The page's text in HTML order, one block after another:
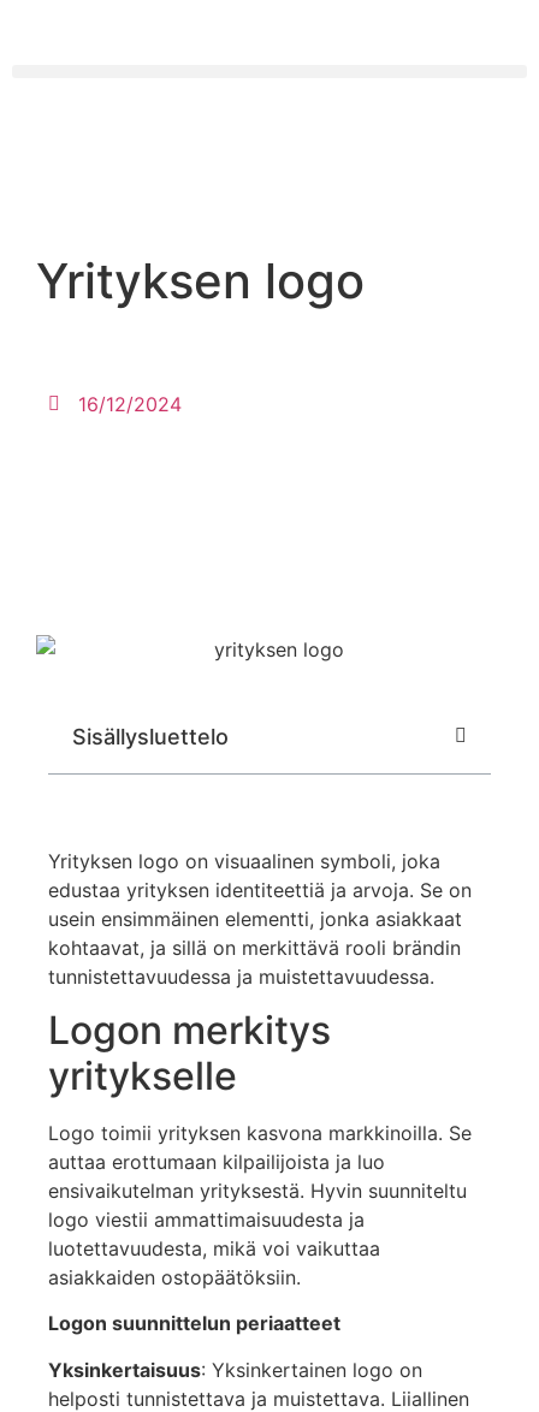
Yrityksen logo
16/12/2024
Sisällysluettelo
Yrityksen logo on visuaalinen symboli, joka
edustaa yrityksen identiteettiä ja arvoja. Se on
usein ensimmäinen elementti, jonka asiakkaat
kohtaavat, ja sillä on merkittävä rooli brändin
tunnistettavuudessa ja muistettavuudessa.
Logon merkitys
yritykselle
Logo toimii yrityksen kasvona markkinoilla. Se
auttaa erottumaan kilpailijoista ja luo
ensivaikutelman yrityksestä. Hyvin suunniteltu
logo viestii ammattimaisuudesta ja
luotettavuudesta, mikä voi vaikuttaa
asiakkaiden ostopäätöksiin.
Logon suunnittelun periaatteet
Yksinkertaisuus: Yksinkertainen logo on
helposti tunnistettava ja muistettava. Liiallinen